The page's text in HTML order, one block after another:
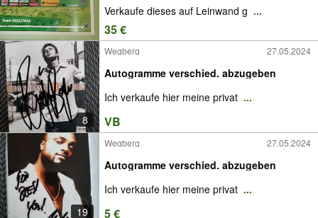
Verkaufe dieses auf Leinwand g ...
35 €
8
Wegberg 27.05.2024
Autogramme verschied. abzugeben
Ich verkaufe hier meine privat ...
VB
19
Wegberg 27.05.2024
Autogramme verschied. abzugeben
Ich verkaufe hier meine privat ...
5 €